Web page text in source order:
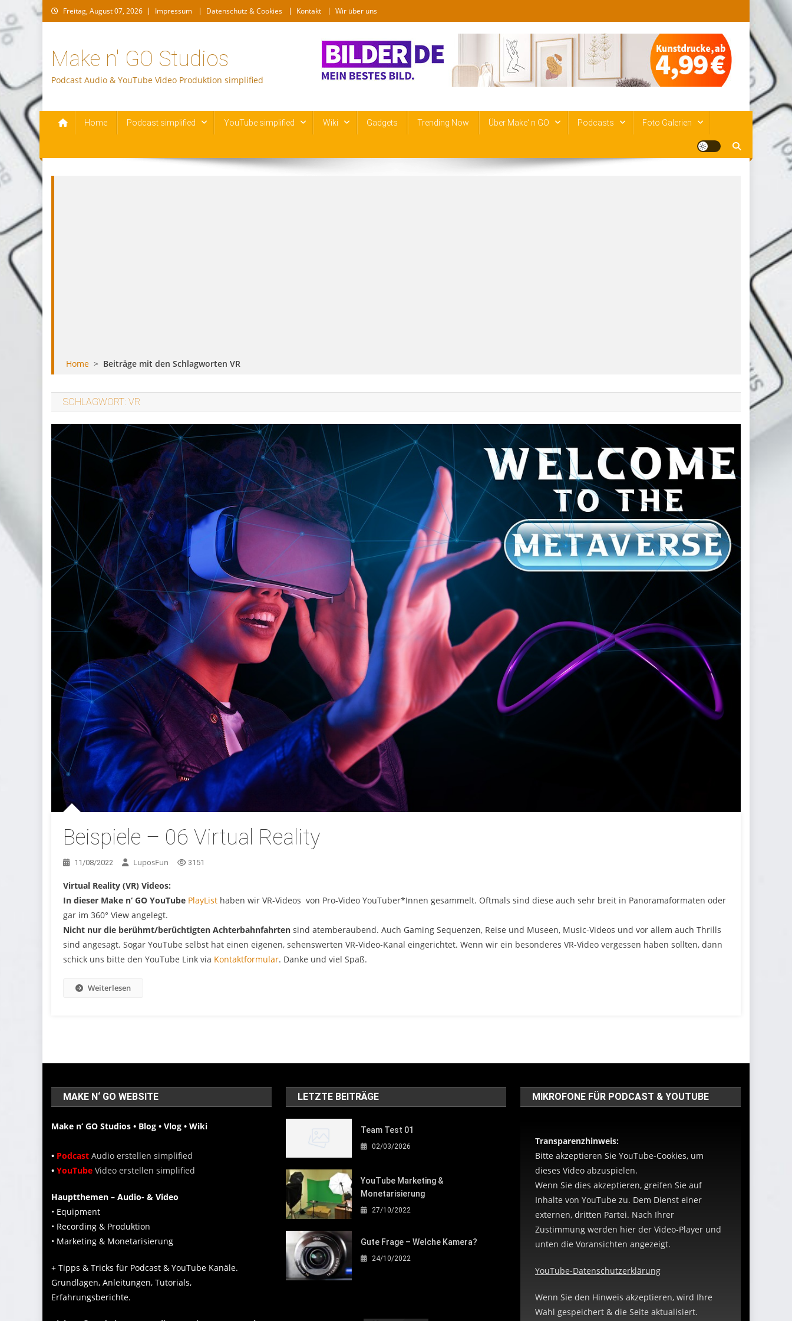
Skip
to
Freitag, August 07, 2026 Impressum Datenschutz & Cookies Kontakt Wir über uns
Make n' GO Studios
Podcast Audio & YouTube Video Produktion simplified
Home Podcast simplified YouTube simplified Wiki Gadgets Trending Now Über Make‘ n GO Podcasts Foto Galerien
Home > Beiträge mit den Schlagworten VR
SCHLAGWORT: VR
Beispiele – 06 Virtual Reality
11/08/2022 LuposFun 3151
Virtual Reality (VR) Videos:
In dieser Make n‘ GO YouTube PlayList haben wir VR-Videos von Pro-Video YouTuber*Innen gesammelt. Oftmals sind diese auch sehr breit in Panoramaformaten oder
gar im 360° View angelegt.
Nicht nur die berühmt/berüchtigten Achterbahnfahrten sind atemberaubend. Auch Gaming Sequenzen, Reise und Museen, Music-Videos und vor allem auch Thrills
sind angesagt. Sogar YouTube selbst hat einen eigenen, sehenswerten VR-Video-Kanal eingerichtet. Wenn wir ein besonderes VR-Video vergessen haben sollten, dann
schick uns bitte den YouTube Link via Kontaktformular. Danke und viel Spaß.
Weiterlesen
MAKE N‘ GO WEBSITE
Make n‘ GO Studios • Blog • Vlog • Wiki
• PodcastAudio erstellen simplified
•YouTubeVideo erstellen simplified
Hauptthemen – Audio- & Video
• Equipment
• Recording & Produktion
• Marketing & Monetarisierung
+ Tipps & Tricks für Podcast & YouTube Kanäle.
Grundlagen, Anleitungen, Tutorials,
Erfahrungsberichte.
LETZTE BEITRÄGE
Team Test 01
02/03/2026
YouTube Marketing &
Monetarisierung
27/10/2022
Gute Frage – Welche Kamera?
24/10/2022
MIKROFONE FÜR PODCAST & YOUTUBE
Transparenzhinweis:
Bitte akzeptieren Sie YouTube-Cookies, um
dieses Video abzuspielen.
Wenn Sie dies akzeptieren, greifen Sie auf
Inhalte von YouTube zu. Dem Dienst einer
externen, dritten Partei. Nach Ihrer
Zustimmung werden hier der Video-Player und
unten die Voransichten angezeigt.
YouTube-Datenschutzerklärung
Wenn Sie den Hinweis akzeptieren, wird Ihre
Wahl gespeichert & die Seite aktualisiert.